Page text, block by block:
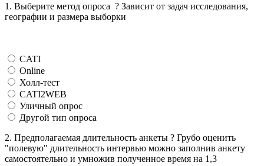
1. Выберите метод опроса ? Зависит от задач исследования,
географии и размера выборки
CATI
Online
Холл-тест
CATI2WEB
Уличный опрос
Другой тип опроса
2. Предполагаемая длительность анкеты ? Грубо оценить
"полевую" длительность интервью можно заполнив анкету
самостоятельно и умножив полученное время на 1,3